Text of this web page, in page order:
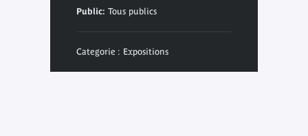
Public: Tous publics
Categorie : Expositions